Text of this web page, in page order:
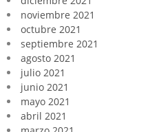
noviembre 2021
octubre 2021
septiembre 2021
agosto 2021
julio 2021
junio 2021
mayo 2021
abril 2021